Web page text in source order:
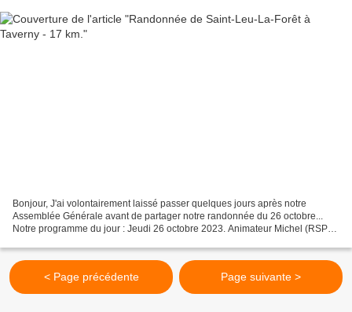
Bonjour, J'ai volontairement laissé passer quelques jours après notre
Assemblée Générale avant de partager notre randonnée du 26 octobre...
Notre programme du jour : Jeudi 26 octobre 2023. Animateur Michel (RSP).
< Page précédente Page suivante >